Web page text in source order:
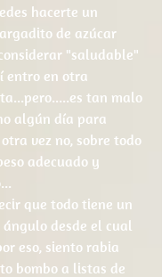
hacerte un
de azúcar
"saludable"
entro en otra
tan malo
algún día para
vez no, sobre todo
adecuado y
que todo tiene un
desde el cual
eso, siento rabia
bombo a listas de